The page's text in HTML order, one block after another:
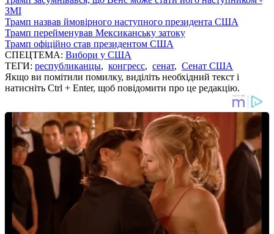
ЗМІ
Трамп назвав ймовірного наступного президента США
Трамп перейменував Мексиканську затоку
Трамп офіційно став президентом США
СПЕЦТЕМА: Вибори у США
ТЕГИ: республиканцы, конгресс, сенат, Сенат США
Якщо ви помітили помилку, виділіть необхідний текст і
натисніть Ctrl + Enter, щоб повідомити про це редакцію.